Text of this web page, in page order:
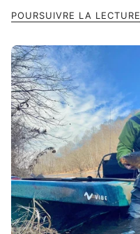
POURSUIVRE LA LECTURE